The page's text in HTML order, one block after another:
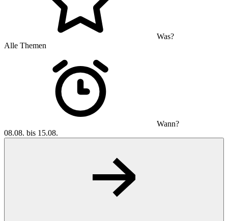
Was?
Alle Themen
Wann?
08.08. bis 15.08.